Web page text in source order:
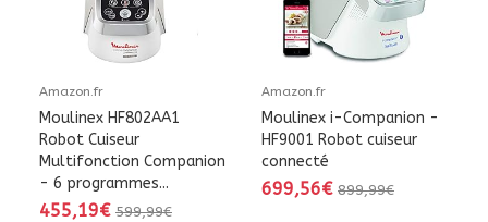
Amazon.fr
Moulinex HF802AA1
Robot Cuiseur
Multifonction Companion
- 6 programmes...
455,19€ 599,99€
Amazon.fr
Moulinex i-Companion -
HF9001 Robot cuiseur
connecté
699,56€ 899,99€